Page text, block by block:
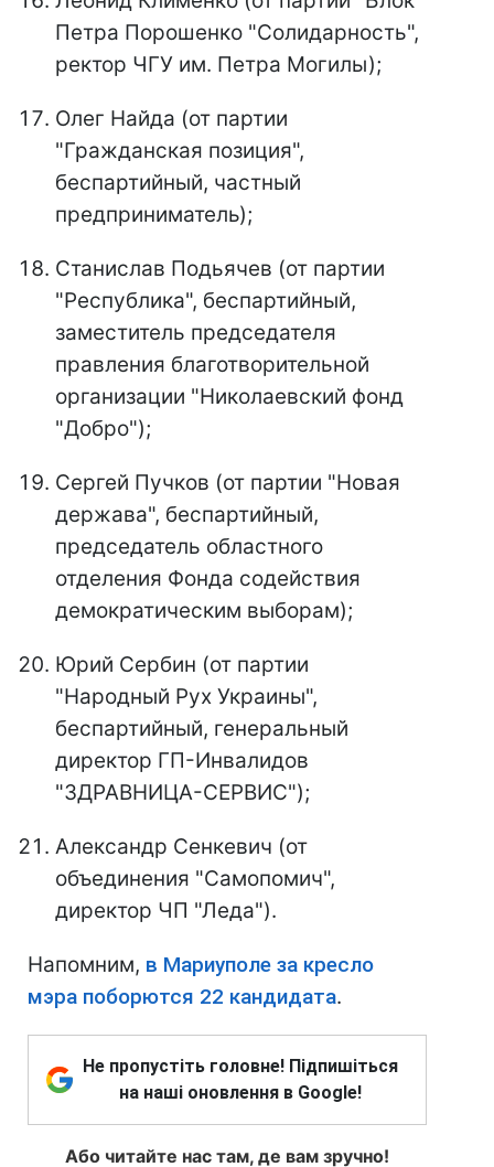
Петра Порошенко "Солидарность",
ректор ЧГУ им. Петра Могилы);
Олег Найда (от партии
"Гражданская позиция",
беспартийный, частный
предприниматель);
Станислав Подьячев (от партии
"Республика", беспартийный,
заместитель председателя
правления благотворительной
организации "Николаевский фонд
"Добро");
Сергей Пучков (от партии "Новая
держава", беспартийный,
председатель областного
отделения Фонда содействия
демократическим выборам);
Юрий Сербин (от партии
"Народный Рух Украины",
беспартийный, генеральный
директор ГП-Инвалидов
"ЗДРАВНИЦА-СЕРВИС");
Александр Сенкевич (от
объединения "Самопомич",
директор ЧП "Леда").
Напомним, в Мариуполе за кресло
мэра поборются 22 кандидата.
Не пропустіть головне! Підпишіться
на наші оновлення в Google!
Або читайте нас там, де вам зручно!